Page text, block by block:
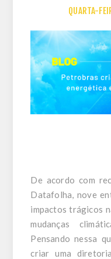
QUARTA-
De acordo com
Datafolha, nove
impactos trágicos
mudanças
Pensando nessa
criar uma